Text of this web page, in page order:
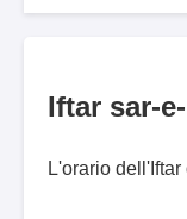
Iftar sar-
L'orario